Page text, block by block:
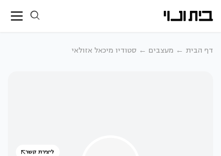
דף הבית מעצבים סטודיו מיכאל אזולאי
ליצירת קשר